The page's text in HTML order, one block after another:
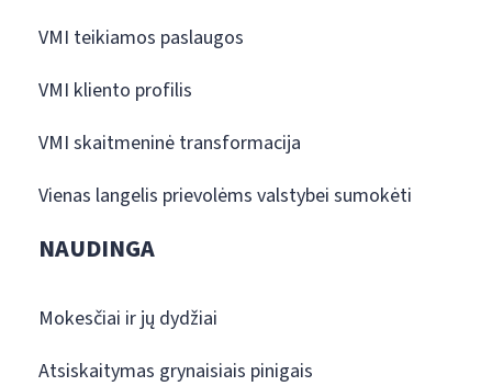
VMI teikiamos paslaugos
VMI kliento profilis
VMI skaitmeninė transformacija
Vienas langelis prievolėms valstybei sumokėti
NAUDINGA
Mokesčiai ir jų dydžiai
Atsiskaitymas grynaisiais pinigais